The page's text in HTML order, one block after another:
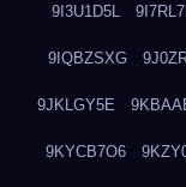
9I3U1D5L
9IQBZSXG
9JKLGY5E
9KYCB7O6